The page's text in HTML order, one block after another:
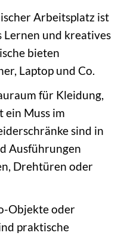
Arbeitsplatz ist
und kreatives
bieten
Laptop und Co.
für Kleidung,
ein Muss im
sind in
Ausführungen
Drehtüren oder
Objekte oder
praktische